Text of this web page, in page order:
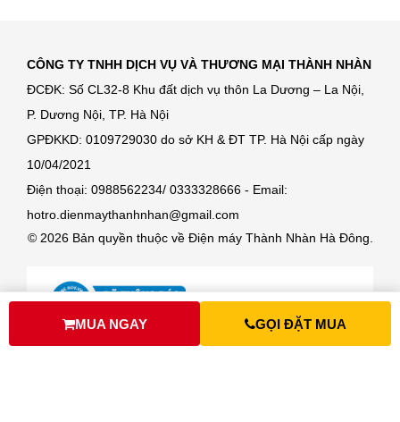
MUA NGAY GỌI ĐẶT MUA
CÔNG TY TNHH DỊCH VỤ VÀ THƯƠNG MẠI THÀNH NHÀN
ĐCĐK: Số CL32-8 Khu đất dịch vụ thôn La Dương – La Nội,
P. Dương Nội, TP. Hà Nội
GPĐKKD: 0109729030 do sở KH & ĐT TP. Hà Nội cấp ngày
10/04/2021
Điện thoại: 0988562234/ 0333328666 - Email:
hotro.dienmaythanhnhan@gmail.com
© 2026 Bản quyền thuộc về Điện máy Thành Nhàn Hà Đông.